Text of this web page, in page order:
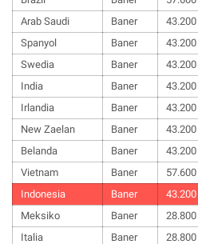
Arab Saudi
Baner 43.200
Spanyol
Baner 43.200
Swedia
Baner 43.200
India
Baner 43.200
Irlandia
Baner 43.200
New Zaelan
Baner 43.200
Belanda
Baner 43.200
Vietnam
Baner 57.600
Indonesia
Baner 43.200
Meksiko
Baner 28.800
Italia
Baner 28.800